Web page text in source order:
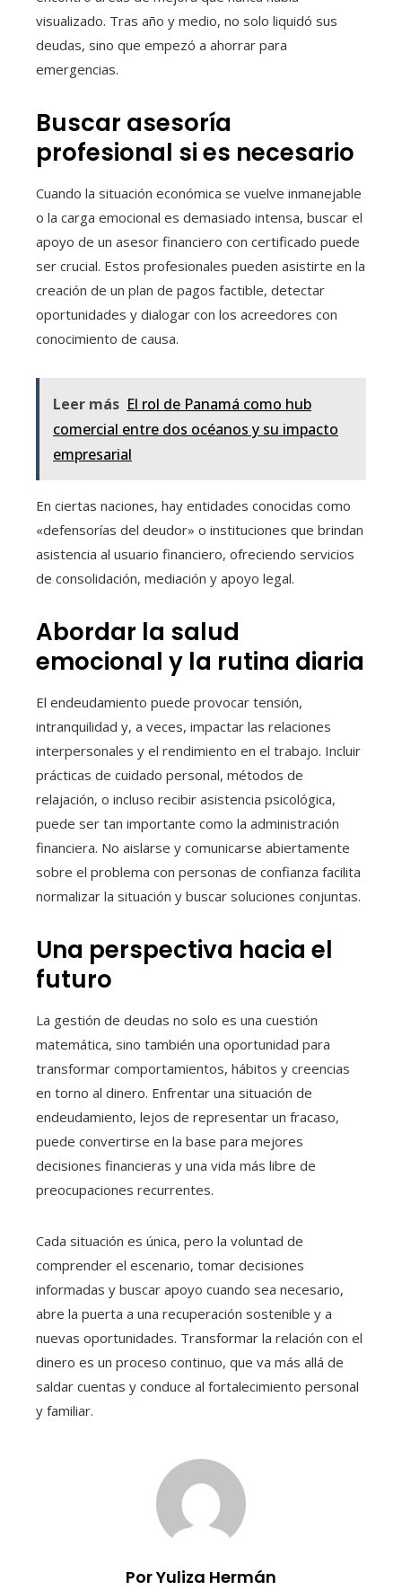
visualizado. Tras año y medio, no solo liquidó sus
deudas, sino que empezó a ahorrar para
emergencias.
Buscar asesoría
profesional si es necesario
Cuando la situación económica se vuelve inmanejable
o la carga emocional es demasiado intensa, buscar el
apoyo de un asesor financiero con certificado puede
ser crucial. Estos profesionales pueden asistirte en la
creación de un plan de pagos factible, detectar
oportunidades y dialogar con los acreedores con
conocimiento de causa.
Leer más El rol de Panamá como hub
comercial entre dos océanos y su impacto
empresarial
En ciertas naciones, hay entidades conocidas como
«defensorías del deudor» o instituciones que brindan
asistencia al usuario financiero, ofreciendo servicios
de consolidación, mediación y apoyo legal.
Abordar la salud
emocional y la rutina diaria
El endeudamiento puede provocar tensión,
intranquilidad y, a veces, impactar las relaciones
interpersonales y el rendimiento en el trabajo. Incluir
prácticas de cuidado personal, métodos de
relajación, o incluso recibir asistencia psicológica,
puede ser tan importante como la administración
financiera. No aislarse y comunicarse abiertamente
sobre el problema con personas de confianza facilita
normalizar la situación y buscar soluciones conjuntas.
Una perspectiva hacia el
futuro
La gestión de deudas no solo es una cuestión
matemática, sino también una oportunidad para
transformar comportamientos, hábitos y creencias
en torno al dinero. Enfrentar una situación de
endeudamiento, lejos de representar un fracaso,
puede convertirse en la base para mejores
decisiones financieras y una vida más libre de
preocupaciones recurrentes.
Cada situación es única, pero la voluntad de
comprender el escenario, tomar decisiones
informadas y buscar apoyo cuando sea necesario,
abre la puerta a una recuperación sostenible y a
nuevas oportunidades. Transformar la relación con el
dinero es un proceso continuo, que va más allá de
saldar cuentas y conduce al fortalecimiento personal
y familiar.
Por Yuliza Hermán